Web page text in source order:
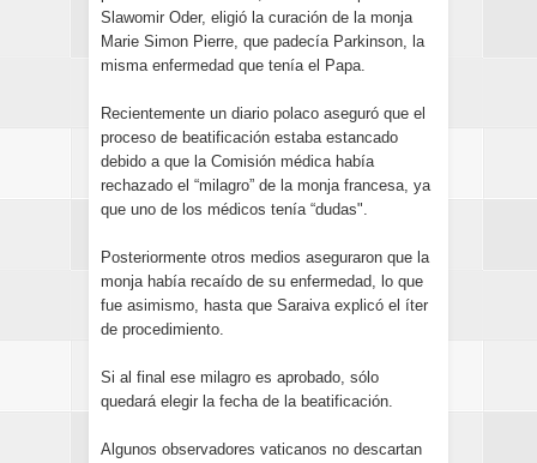
Slawomir Oder, eligió la curación de la monja
Marie Simon Pierre, que padecía Parkinson, la
misma enfermedad que tenía el Papa.
Recientemente un diario polaco aseguró que el
proceso de beatificación estaba estancado
debido a que la Comisión médica había
rechazado el “milagro” de la monja francesa, ya
que uno de los médicos tenía “dudas".
Posteriormente otros medios aseguraron que la
monja había recaído de su enfermedad, lo que
fue asimismo, hasta que Saraiva explicó el íter
de procedimiento.
Si al final ese milagro es aprobado, sólo
quedará elegir la fecha de la beatificación.
Algunos observadores vaticanos no descartan